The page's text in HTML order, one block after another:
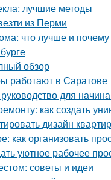
лучшие методы
из Перми
что лучше и почему
обзор
работают в Саратове
для
как создать
дизайн
как организовать
уютное рабочее
советы и идеи